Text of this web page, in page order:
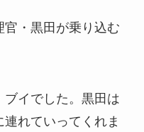
官・黒田が乗り込む
イでした。黒田は
れていってくれま